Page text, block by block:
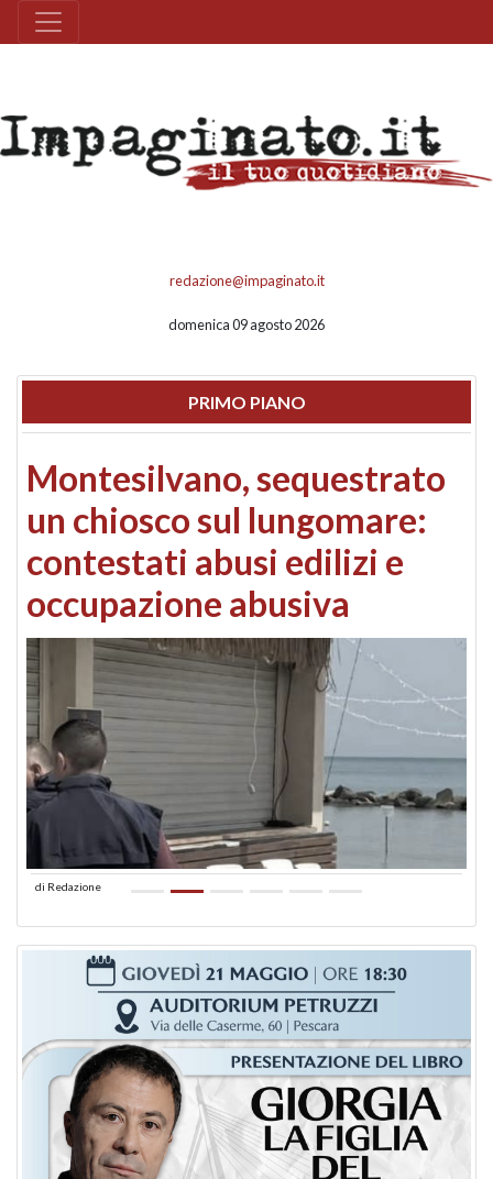
redazione@impaginato.it
domenica 09 agosto 2026
PRIMO PIANO
Montesilvano, sequestrato
un chiosco sul lungomare:
contestati abusi edilizi e
occupazione abusiva
di Redazione